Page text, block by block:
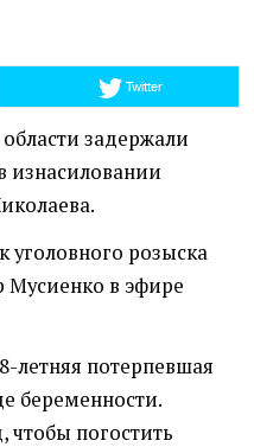
Twitter
задержали
изнасиловании
уголовного розыска
Мусиенко в эфире
летняя потерпевшая
беременности.
погостить